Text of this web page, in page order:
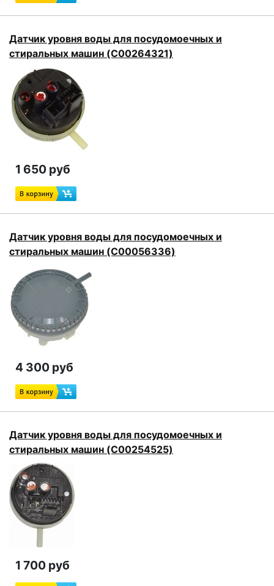
Датчик уровня воды для посудомоечных и
стиральных машин (C00264321)
1 650 руб
Датчик уровня воды для посудомоечных и
стиральных машин (C00056336)
4 300 руб
Датчик уровня воды для посудомоечных и
стиральных машин (C00254525)
1 700 руб